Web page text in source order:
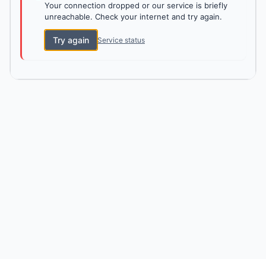
Your connection dropped or our service is briefly
unreachable. Check your internet and try again.
Try again Service status